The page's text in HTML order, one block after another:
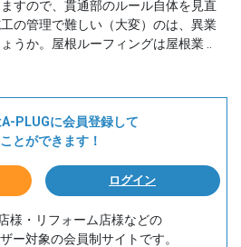
すので、貫通部のルール自体を見直
の管理で難しい（大変）のは、異業
うか。屋根ルーフィングは屋根業 ..
PLUGに会員登録して
とができます！
ログイン
様・リフォーム店様などの
ー対象の会員制サイトです。